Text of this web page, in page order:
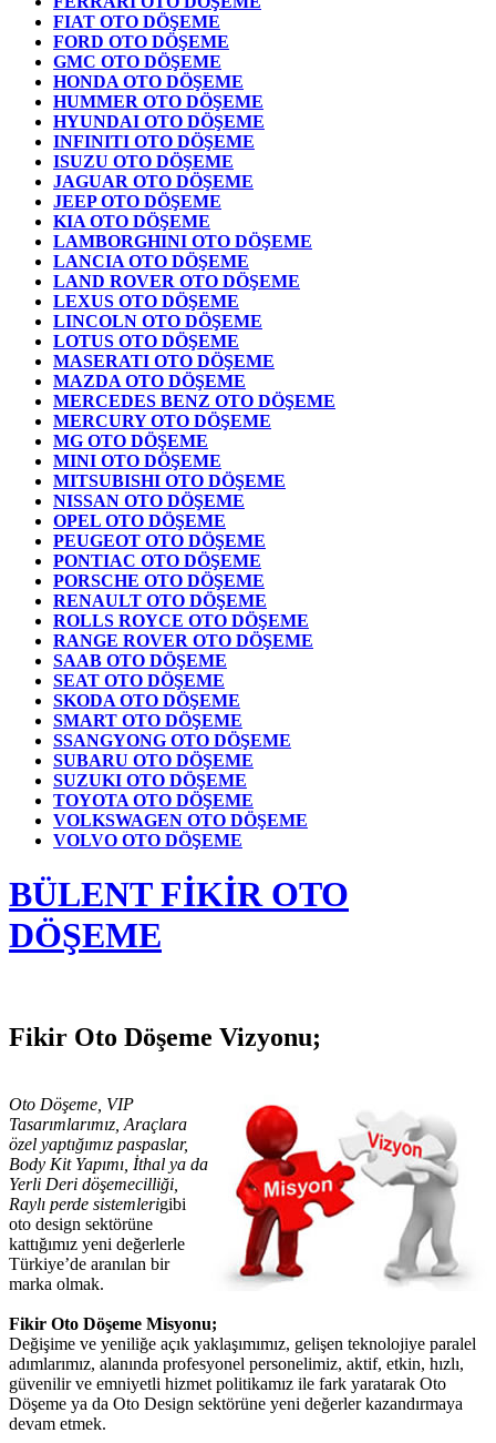
FIAT OTO DÖŞEME
FORD OTO DÖŞEME
GMC OTO DÖŞEME
HONDA OTO DÖŞEME
HUMMER OTO DÖŞEME
HYUNDAI OTO DÖŞEME
INFINITI OTO DÖŞEME
ISUZU OTO DÖŞEME
JAGUAR OTO DÖŞEME
JEEP OTO DÖŞEME
KIA OTO DÖŞEME
LAMBORGHINI OTO DÖŞEME
LANCIA OTO DÖŞEME
LAND ROVER OTO DÖŞEME
LEXUS OTO DÖŞEME
LINCOLN OTO DÖŞEME
LOTUS OTO DÖŞEME
MASERATI OTO DÖŞEME
MAZDA OTO DÖŞEME
MERCEDES BENZ OTO DÖŞEME
MERCURY OTO DÖŞEME
MG OTO DÖŞEME
MINI OTO DÖŞEME
MITSUBISHI OTO DÖŞEME
NISSAN OTO DÖŞEME
OPEL OTO DÖŞEME
PEUGEOT OTO DÖŞEME
PONTIAC OTO DÖŞEME
PORSCHE OTO DÖŞEME
RENAULT OTO DÖŞEME
ROLLS ROYCE OTO DÖŞEME
RANGE ROVER OTO DÖŞEME
SAAB OTO DÖŞEME
SEAT OTO DÖŞEME
SKODA OTO DÖŞEME
SMART OTO DÖŞEME
SSANGYONG OTO DÖŞEME
SUBARU OTO DÖŞEME
SUZUKI OTO DÖŞEME
TOYOTA OTO DÖŞEME
VOLKSWAGEN OTO DÖŞEME
VOLVO OTO DÖŞEME
BÜLENT FİKİR OTO
DÖŞEME
Fikir Oto Döşeme Vizyonu;
Oto Döşeme, VIP
Tasarımlarımız, Araçlara
özel yaptığımız paspaslar,
Body Kit Yapımı, İthal ya da
Yerli Deri döşemecilliği,
Raylı perde sistemlerigibi
oto design sektörüne
kattığımız yeni değerlerle
Türkiye’de aranılan bir
marka olmak.
Fikir Oto Döşeme Misyonu;
Değişime ve yeniliğe açık yaklaşımımız, gelişen teknolojiye paralel
adımlarımız, alanında profesyonel personelimiz, aktif, etkin, hızlı,
güvenilir ve emniyetli hizmet politikamız ile fark yaratarak Oto
Döşeme ya da Oto Design sektörüne yeni değerler kazandırmaya
devam etmek.